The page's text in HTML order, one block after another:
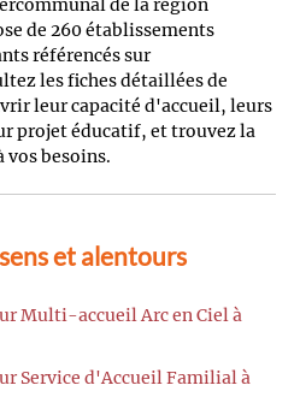
de 260 établissements
référencés sur
les fiches détaillées de
leur capacité d'accueil, leurs
projet éducatif, et trouvez la
vos besoins.
et alentours
Multi-accueil Arc en Ciel à
Service d'Accueil Familial à